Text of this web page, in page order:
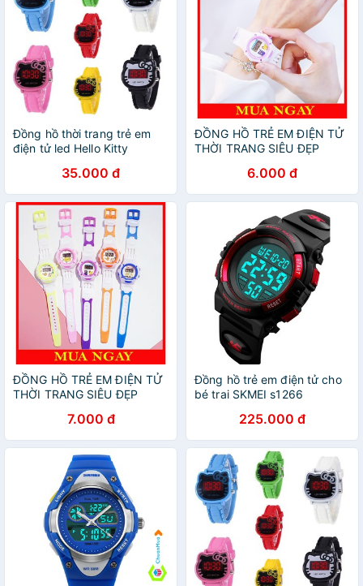
Đồng hồ thời trang trẻ em
điện tử led Hello Kitty
35.000 đ
ĐỒNG HỒ TRẺ EM ĐIỆN TỬ
THỜI TRANG SIÊU ĐẸP
6.000 đ
ĐỒNG HỒ TRẺ EM ĐIỆN TỬ
THỜI TRANG SIÊU ĐẸP
7.000 đ
Đồng hồ trẻ em điện tử cho
bé trai SKMEI s1266
225.000 đ